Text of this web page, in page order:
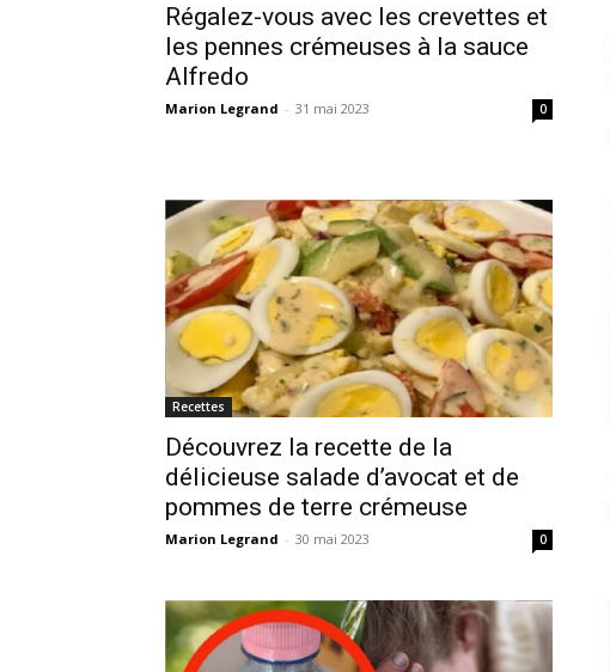
Régalez-vous avec les crevettes et
les pennes crémeuses à la sauce
Alfredo
Marion Legrand - 31 mai 2023 0
Recettes
Découvrez la recette de la
délicieuse salade d’avocat et de
pommes de terre crémeuse
Marion Legrand - 30 mai 2023 0